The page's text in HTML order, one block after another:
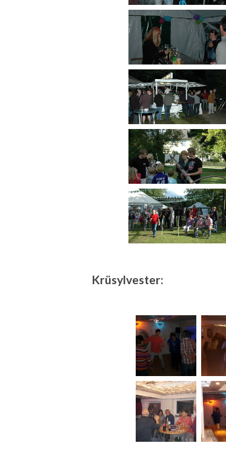
Krüsylvester: